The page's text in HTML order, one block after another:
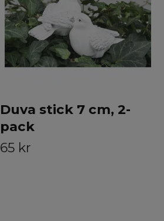
Duva stick 7 cm, 2-
pack
65 kr